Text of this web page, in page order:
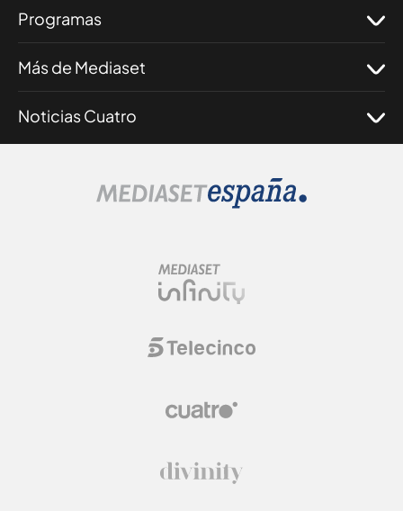
Programas
Más de Mediaset
Noticias Cuatro